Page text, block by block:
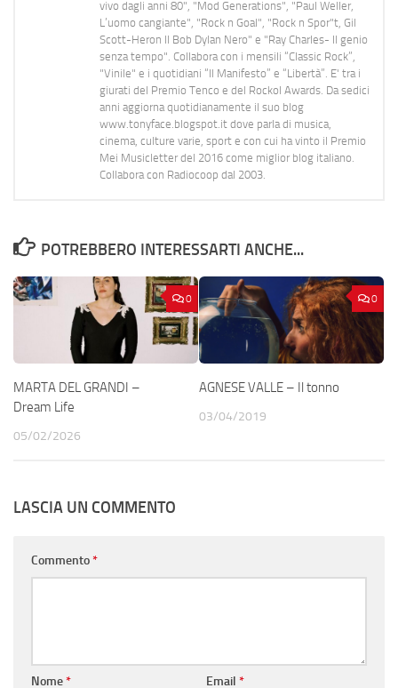
vivo dagli anni 80", "Mod Generations", "Paul Weller,
L’uomo cangiante", "Rock n Goal", "Rock n Spor"t, Gil
Scott-Heron Il Bob Dylan Nero" e "Ray Charles- Il genio
senza tempo". Collabora con i mensili “Classic Rock”,
"Vinile" e i quotidiani “Il Manifesto” e “Libertà”. E' tra i
giurati del Premio Tenco e del Rockol Awards. Da sedici
anni aggiorna quotidianamente il suo blog
www.tonyface.blogspot.it dove parla di musica,
cinema, culture varie, sport e con cui ha vinto il Premio
Mei Musicletter del 2016 come miglior blog italiano.
Collabora con Radiocoop dal 2003.
POTREBBERO INTERESSARTI ANCHE...
0
MARTA DEL GRANDI –
Dream Life
05/02/2026
0
AGNESE VALLE – Il tonno
03/04/2019
LASCIA UN COMMENTO
Commento*
Nome* Email *